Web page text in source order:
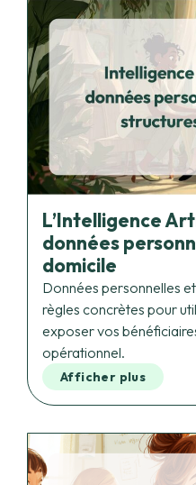
L’Intelligence
domicile
Données personnelles et
règles concrètes pour
exposer vos
opérationnel.
Afficher plus